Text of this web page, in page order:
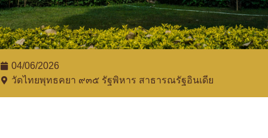
04/06/2026
วัดไทยพุทธคยา ๙๓๕​ รัฐพิหาร สาธารณรัฐอินเดีย